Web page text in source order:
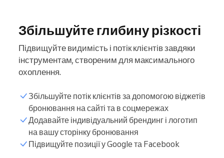
Збільшуйте глибину різкості
Підвищуйте видимість і потік клієнтів завдяки
інструментам, створеним для максимального
охоплення.
Збільшуйте потік клієнтів за допомогою віджетів
бронювання на сайті та в соцмережах
Додавайте індивідуальний брендинг і логотип
на вашу сторінку бронювання
Підвищуйте позиції у Google та Facebook